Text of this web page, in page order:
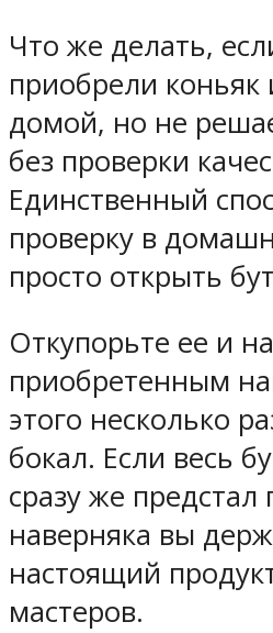
Что же делать,
приобрели коньяк
домой, но не
без проверки
Единственный
проверку в
просто открыть
Откупорьте ее и
приобретенным
этого несколько
бокал. Если весь
сразу же
наверняка вы
настоящий
мастеров.